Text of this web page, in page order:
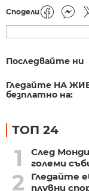
Сподели
Последвайте ни
Гледайте НА
безплатно на:
ТОП 24
1
След
големи
2
Гледайте
плувни